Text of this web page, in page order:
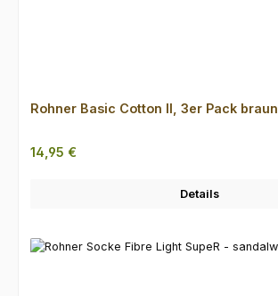
Rohner Basic Cotton II, 3er Pack braun
Regulärer Preis:
14,95 €
Details